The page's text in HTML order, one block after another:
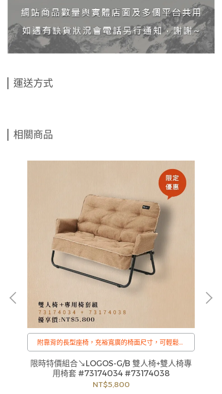
運送方式
相關商品
附靠背的長型座椅，充裕寬廣的椅面尺寸，可輕鬆倚
背，2個人坐也感覺非常輕鬆。
/
訂購注意事項 :
商品流動性快且多個平台共用庫存，偶有下單後缺貨
情形，客服人員將立即與您聯繫交期或更換商品，如
限時特價組合↘LOGOS-G/B 雙人椅+雙人椅專
用椅套 #73174034 #73174038
NT$5,800